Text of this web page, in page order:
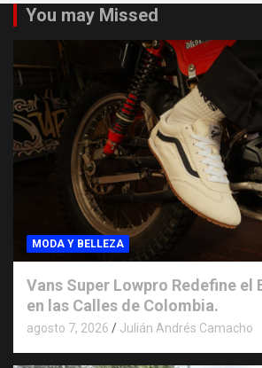
You may Missed
MODA Y BELLEZA
Vans Super Lowpro Redefine el
en las Calles de Colombia.
agosto 7, 2026 Julián Andrés Camacho